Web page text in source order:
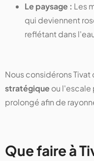
Le paysage : Les
qui deviennent
reflétant dans
Nous considérons Tivat
stratégiqueou l'escale
prolongé afin de
Que faire à